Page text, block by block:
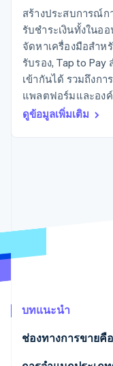
เพิ่มเติม
Product
ดูสิ่งที่กำลังจะมาถึง
Radar
การป้องกันการฉ้อโ
AI อย่างไร
แ
ปร
สื่อ
อง
บ
ภ
ธุร
แ
ตัว
บล็
สถ
ติด
สมั
สร้างประสบการณ์
รับชำระเงินทั้งในอ
จัดหาเครื่องมือสำ
รับรอง, Tap to
เข้ากันได้ รวมถึงก
แพลตฟอร์มและอง
ดูข้อมูลเพิ่มเติม
บทแนะนำ
ช่องทางการขายคื